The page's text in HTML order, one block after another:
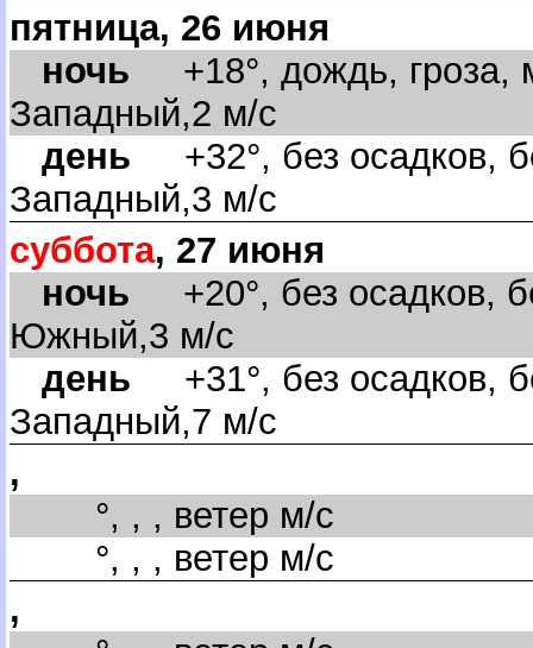
пятница, 26 июня
ночь +18°, дождь, гроза,
Западный,2 м/с
день +32°, без осадков,
Западный,3 м/с
суббота, 27 июня
ночь +20°, без осадков,
Южный,3 м/с
день +31°, без осадков,
Западный,7 м/с
,
°, , , ветер м/с
°, , , ветер м/с
,